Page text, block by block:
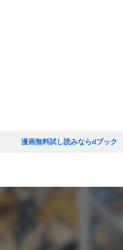
漫画無料試し読みならdブック